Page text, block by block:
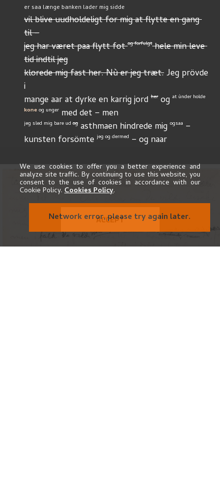
er saa længe banken lader mig sidde
vil blive uudholdeligt for mig at flytte en gang
til –
jeg har været paa flytt fot og forfulgt hele min leve
tid indtil jeg
klorede mig fast her. Nù er jeg træt. Jeg prövde
i
mange aar at dyrke en karrig jord her og at ùnder holde
kone og unger med det – men
jeg sled mig bare ud og asthmaen hindrede mig ogsaa –
kunsten forsömte jeg og dermed – og naar
bekymringer nervösitet og liden eller ingen indtægt – jeg
veed endnù ikke rigtig hvad kunst er – mine
billeder har
jeg solgt for en bagatel – men andre tjent paa
den – selv
af Rasmùs Meyer blev jeg narret – han som
btalte tusender for
We use cookies to offer you a better experience and
analyze site traffic. By continuing to use this website, you
consent to the use of cookies in accordance with our
Cookie Policy. Cookies Policy.
ACCEPT
Network error, please try again later.